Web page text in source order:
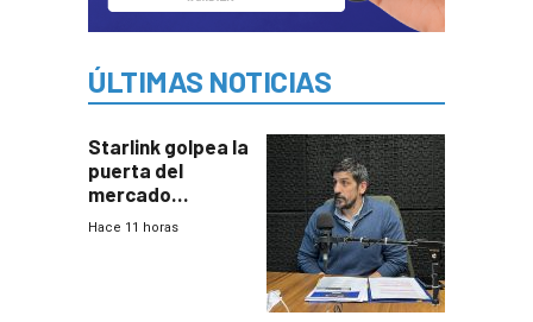
ÚLTIMAS NOTICIAS
Starlink golpea la
puerta del
mercado
uruguayo y Antel
Hace 11 horas